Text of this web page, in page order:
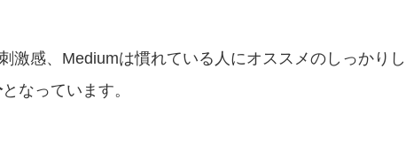
激感、Mediumは慣れている人にオススメのしっかりし
となっています。